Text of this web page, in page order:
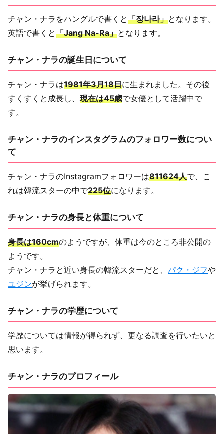
チャン・ナラをハングルで書くと「장나라」となります。
英語で書くと「Jang Na-Ra」となります。
チャン・ナラの誕生日について
チャン・ナラは1981年3月18日に生まれました。その後
すくすくと成長し、 現在は45歳で女優として活躍中で
す。
チャン・ナラのインスタグラムのフォロワー数につい
て
チャン・ナラのInstagramフォロワーは811624人で、こ
れは韓流スターの中で225位になります。
チャン・ナラの身長と体重について
身長は160cmのようですが、体重は今のところ非公開の
ようです。
チャン・ナラと近い身長の韓流スターだと、 パク・ジフや
ユジンが挙げられます。
チャン・ナラの学歴について
学歴については情報が得られず、更なる調査を行いたいと
思います。
チャン・ナラのプロフィール